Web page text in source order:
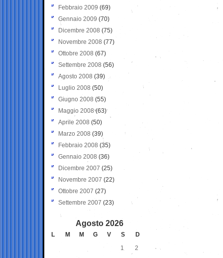
Febbraio 2009 (69)
Gennaio 2009 (70)
Dicembre 2008 (75)
Novembre 2008 (77)
Ottobre 2008 (67)
Settembre 2008 (56)
Agosto 2008 (39)
Luglio 2008 (50)
Giugno 2008 (55)
Maggio 2008(63)
Aprile 2008 (50)
Marzo 2008 (39)
Febbraio 2008 (35)
Gennaio 2008 (36)
Dicembre 2007 (25)
Novembre 2007 (22)
Ottobre 2007 (27)
Settembre 2007 (23)
Agosto 2026
L M M G V S
D
1
2